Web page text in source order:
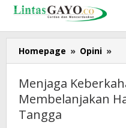
Lewati
konten
Homepage » Opini »
Menjaga
Membelanjakan
Tangga